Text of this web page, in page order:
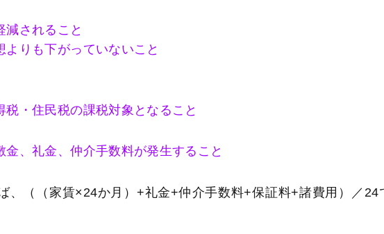
されること
りも下がっていないこと
・住民税の課税対象となること
、礼金、仲介手数料が発生すること
（（家賃×24か月）+礼金+仲介手数料+保証料+諸費用）／24